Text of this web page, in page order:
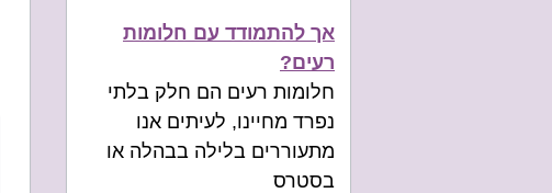
אך להתמודד עם חלומות
רעים?
חלומות רעים הם חלק בלתי
נפרד מחיינו, לעיתים אנו
מתעוררים בלילה בבהלה או
בסטרס